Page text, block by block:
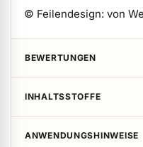
© Feilendesign: von
BEWERTUNGEN
INHALTSSTOFFE
ANWENDUNGSHINWEISE